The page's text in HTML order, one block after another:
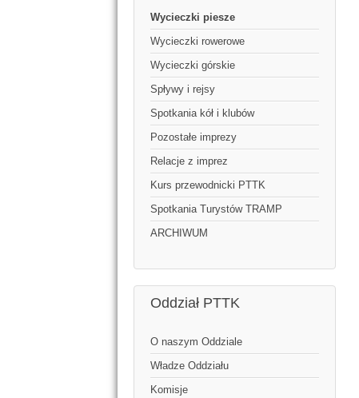
Wycieczki piesze
Wycieczki rowerowe
Wycieczki górskie
Spływy i rejsy
Spotkania kół i klubów
Pozostałe imprezy
Relacje z imprez
Kurs przewodnicki PTTK
Spotkania Turystów TRAMP
ARCHIWUM
Oddział PTTK
O naszym Oddziale
Władze Oddziału
Komisje